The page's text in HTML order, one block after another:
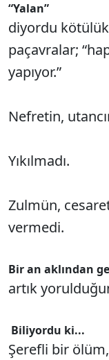
“Yalan”
diyordu
paçavralar;
yapıyor.”
Nefretin,
Yıkılmadı.
Zulmün,
vermedi.
Bir an aklından
artık
Biliyordu ki...
Şerefli bir